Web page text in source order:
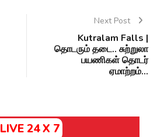
Next Post
Kutralam Falls |
தொடரும் தடை.. சுற்றுலா
பயணிகள் தொடர்
ஏமாற்றம்...
LIVE 24 X 7